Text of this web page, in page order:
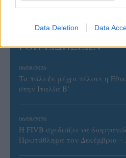
Data Deletion Data
ΡΟΗ ΕΙΔΗΣΕΩΝ
06/08/2026
Το πάλεψε μέχρι τέλους η
στην Ιταλία Β’
06/08/2026
Η FIVB σχεδιάζει να
Πρωτάθλημα τον Δεκέμβριο –